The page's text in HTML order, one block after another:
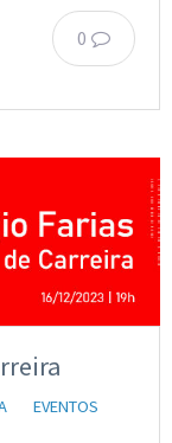
0
EVENTOS